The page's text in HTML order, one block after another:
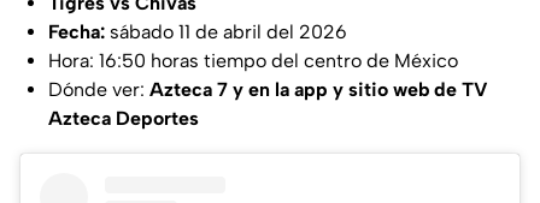
Fecha: sábado 11 de abril del 2026
Hora: 16:50 horas tiempo del centro de México
Dónde ver: Azteca 7 y en la app y sitio web de TV
Azteca Deportes